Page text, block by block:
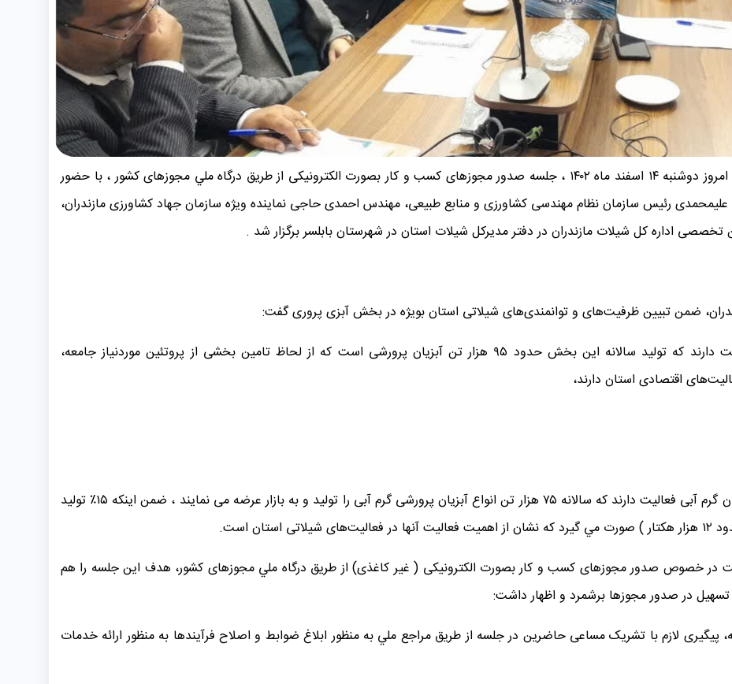
به گزارش روابط عمومي شیلات استان مازندران، صبح امروز دوشنبه ۱۴ اسفند ماه ۱۴۰۲ ، جلسه صدور مجوزهای کسب و کار بصورت الکترونیکی از طریق درگاه ملي مجوزهای کشور ، با حضور
رئيس سازمان نظام‌ مهندسی کشاورزی و منابع طبیعی، مهندس احمدی حاجی نماینده ویژه سازمان جهاد کشاورزی مازندران،
اداره کل شیلات مازندران در دفتر مدیرکل شیلات استان در شهرستان بابلسر برگزار شد .
ضمن تبیین ظرفیت‌های و توانمندی‌های شیلاتی استان بویژه در بخش آبزی پروری گفت:
در سطح استان حدود ۳۸۰۰ واحد آبزی پروری فعالیت دارند که تولید سالانه این بخش حدود ۹۵ هزار تن آبزیان پرورشی است که از لحاظ تامین بخشی از پروتئین موردنیاز جامعه،
اقتصادی استان دارند،
۳۳۰۰ واحد از ۳۸۰۰ واحد آبزیان در بخش تولید ماهیان گرم آبی فعالیت دارند که سالانه ۷۵ هزار تن انواع آبزیان پرورشی گرم آبی را تولید و به بازار عرضه می نمایند ، ضمن اینکه ۱۵٪ تولید
در خصوص صدور مجوزهای کسب و کار بصورت الکترونیکی ( غیر کاغذی) از طریق درگاه ملي مجوزهای کشور، هدف این جلسه را هم
تسهیل در صدور مجوزها برشمرد و اظهار داشت:
پیگیری لازم با تشریک مساعی حاضرین در جلسه از طریق مراجع ملي به منظور ابلاغ ضوابط و اصلاح فرآیندها به منظور ارائه خدمات